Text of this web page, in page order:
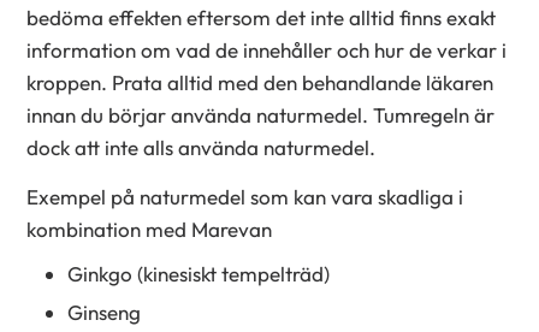
bedöma effekten eftersom det inte alltid finns exakt
information om vad de innehåller och hur de verkar i
kroppen. Prata alltid med den behandlande läkaren
innan du börjar använda naturmedel. Tumregeln är
dock att inte alls använda naturmedel.
Exempel på naturmedel som kan vara skadliga i
kombination med Marevan
Ginkgo (kinesiskt tempelträd)
Ginseng